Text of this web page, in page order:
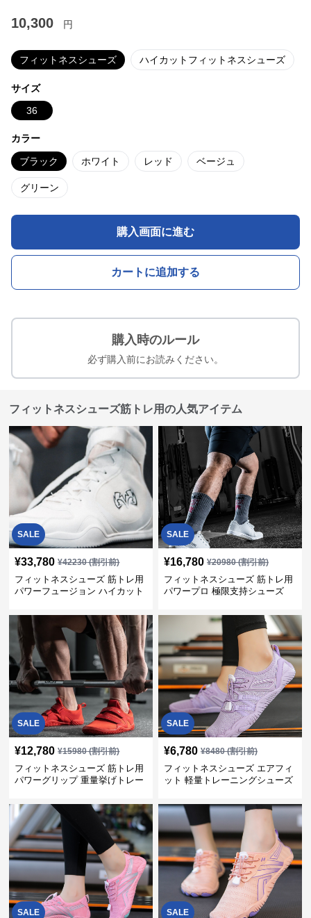
10,300 円
フィットネスシューズ ハイカットフィットネスシューズ
サイズ
36
カラー
ブラック ホワイト レッド ベージュ
グリーン
購入画面に進む
カートに追加する
購入時のルール
必ず購入前にお読みください。
フィットネスシューズ筋トレ用の人気アイテム
SALE
¥33,780 ¥42230(割引前)
フィットネスシューズ 筋トレ用
パワーフュージョン ハイカット
SALE
¥16,780 ¥20980(割引前)
フィットネスシューズ 筋トレ用
パワープロ 極限支持シューズ
SALE
¥12,780 ¥15980(割引前)
フィットネスシューズ 筋トレ用
パワーグリップ 重量挙げトレー
SALE
¥6,780 ¥8480(割引前)
フィットネスシューズ エアフィ
ット 軽量トレーニングシューズ
SALE SALE